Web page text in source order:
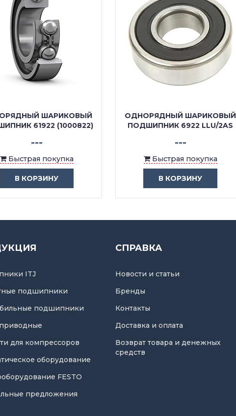
ШАРИКОВЫЙ
61922 (1000822)
---
Быстрая покупка
В КОРЗИНУ
ОДНОРЯДНЫЙ ШАРИКОВЫЙ
ПОДШИПНИК 6922 LLU/2AS
---
Быстрая покупка
В КОРЗИНУ
ITJ
подшипники
подшипники
для компрессоров
оборудование
FESTO
предложения
СПРАВКА
Новости и статьи
Бренды
Контакты
Доставка и оплата
Возврат товара и денежных
средств